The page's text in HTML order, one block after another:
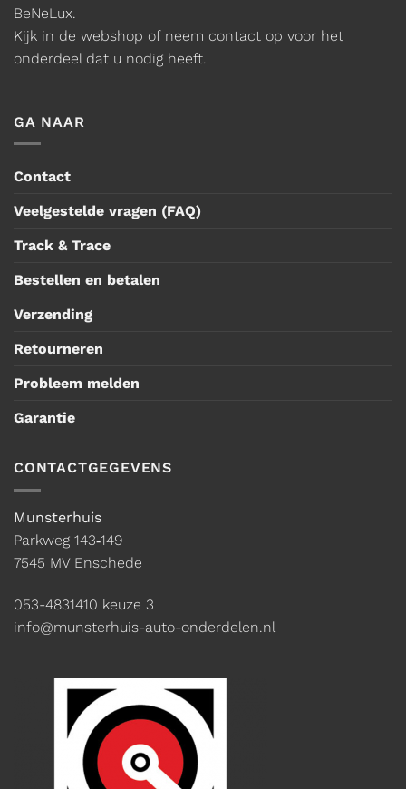
BeNeLux.
Kijk in de webshop of neem contact op voor het
onderdeel dat u nodig heeft.
GA NAAR
Contact
Veelgestelde vragen (FAQ)
Track & Trace
Bestellen en betalen
Verzending
Retourneren
Probleem melden
Garantie
CONTACTGEGEVENS
Munsterhuis
Parkweg 143‑149
7545 MV Enschede
053-4831410 keuze 3
info@munsterhuis-auto-onderdelen.nl